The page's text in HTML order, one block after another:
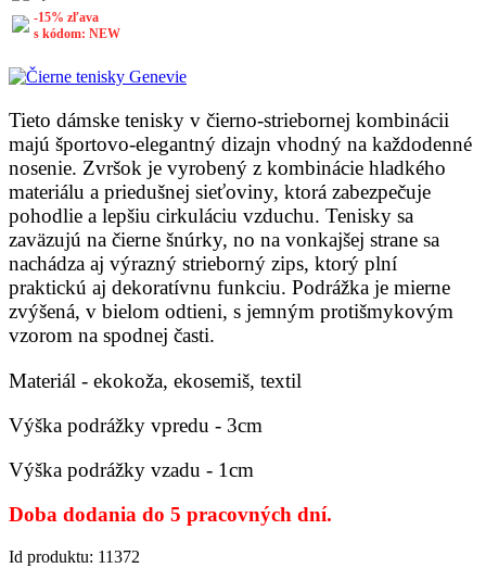
-15% zľava
s kódom: NEW
Tieto dámske tenisky v čierno-striebornej kombinácii
majú športovo-elegantný dizajn vhodný na každodenné
nosenie. Zvršok je vyrobený z kombinácie hladkého
materiálu a priedušnej sieťoviny, ktorá zabezpečuje
pohodlie a lepšiu cirkuláciu vzduchu. Tenisky sa
zaväzujú na čierne šnúrky, no na vonkajšej strane sa
nachádza aj výrazný strieborný zips, ktorý plní
praktickú aj dekoratívnu funkciu. Podrážka je mierne
zvýšená, v bielom odtieni, s jemným protišmykovým
vzorom na spodnej časti.
Materiál - ekokoža, ekosemiš, textil
Výška podrážky vpredu - 3cm
Výška podrážky vzadu - 1cm
Doba dodania do 5 pracovných dní.
Id produktu: 11372